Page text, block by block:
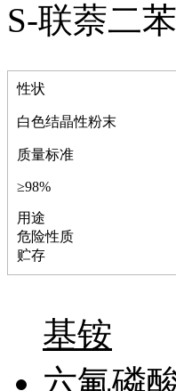
硅烷
林
醚
钠
钼
铌
镍
宁
铍
嘌呤
性状
白色结晶性粉末
质量标准
≥98%
用途
危险性质
贮存
S-联萘二
基铵
六氟磷